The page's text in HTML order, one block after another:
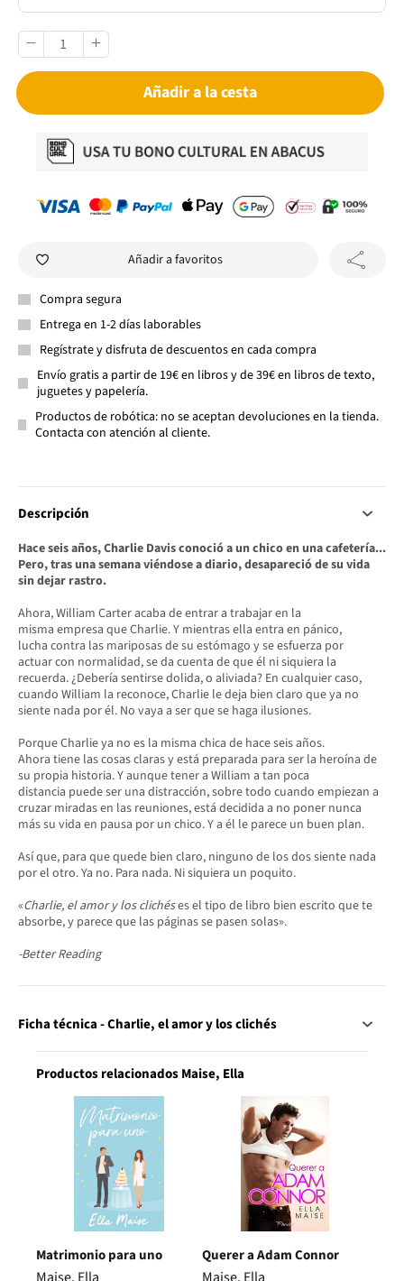
Añadir a la cesta
Añadir a favoritos
Compra segura
Entrega en 1-2 días laborables
Regístrate y disfruta de descuentos en cada compra
Envío gratis a partir de 19€ en libros y de 39€ en libros de texto,
juguetes y papelería.
Productos de robótica: no se aceptan devoluciones en la tienda.
Contacta con atención al cliente.
Descripción
Hace seis años, Charlie Davis conoció a un chico en una cafetería...
Pero, tras una semana viéndose a diario, desapareció de su vida
sin dejar rastro.
Ahora, William Carter acaba de entrar a trabajar en la
misma empresa que Charlie. Y mientras ella entra en pánico,
lucha contra las mariposas de su estómago y se esfuerza por
actuar con normalidad, se da cuenta de que él ni siquiera la
recuerda. ¿Debería sentirse dolida, o aliviada? En cualquier caso,
cuando William la reconoce, Charlie le deja bien claro que ya no
siente nada por él. No vaya a ser que se haga ilusiones.
Porque Charlie ya no es la misma chica de hace seis años.
Ahora tiene las cosas claras y está preparada para ser la heroína de
su propia historia. Y aunque tener a William a tan poca
distancia puede ser una distracción, sobre todo cuando empiezan a
cruzar miradas en las reuniones, está decidida a no poner nunca
más su vida en pausa por un chico. Y a él le parece un buen plan.
Así que, para que quede bien claro, ninguno de los dos siente nada
por el otro. Ya no. Para nada. Ni siquiera un poquito.
«Charlie, el amor y los clichéses el tipo de libro bien escrito que te
absorbe, y parece que las páginas se pasen solas».
-Better Reading
Ficha técnica - Charlie, el amor y los clichés
Productos relacionados Maise, Ella
Matrimonio para uno Querer a Adam Connor